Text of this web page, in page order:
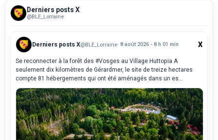
Derniers posts X
@BLE_Lorraine
Derniers posts X@BLE_Lorraine· 8 août 2026 - 8 h 01 min X
Se reconnecter à la forêt des #Vosges au Village Huttopia A
seulement dix kilomètres de Gérardmer, le site de treize hectares
compte 81 hébergements qui ont été aménagés dans un es...